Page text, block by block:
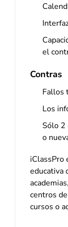
el
Contras
Fallos
Los
Sólo 2
o
iClassPro
educativa
centros
cursos o